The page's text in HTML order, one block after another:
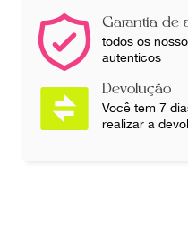
Ainda com dúvidas sobre
equipe.
Garantia de
todos os
autenticos
Devolução
Você tem 7
realizar a